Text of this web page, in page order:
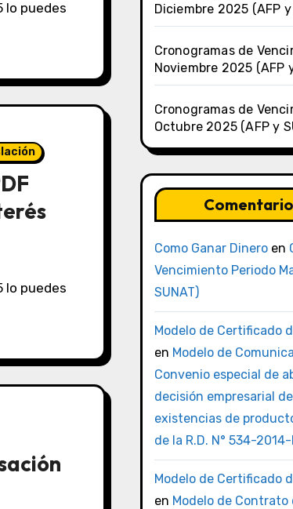
Diciembre 2025 (AFP y
Cronogramas de
Noviembre 2025 (AFP
Cronogramas de
Octubre 2025 (AFP y
Como Ganar Dineroen
Vencimiento Periodo
SUNAT)
Modelo de Certificado
en Modelo de
Convenio especial de
decisión empresarial
existencias de
de la R.D. N° 534-
Modelo de Certificado
en Modelo de Contrato